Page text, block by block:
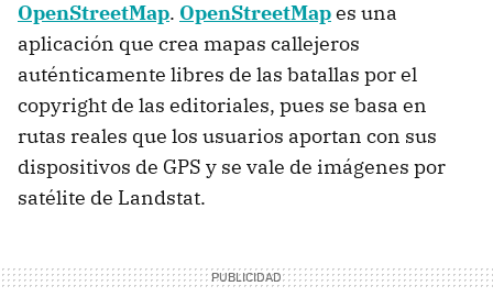
OpenStreetMap. OpenStreetMapes una
aplicación que crea mapas callejeros
auténticamente libres de las batallas por el
copyright de las editoriales, pues se basa en
rutas reales que los usuarios aportan con sus
dispositivos de GPS y se vale de imágenes por
satélite de Landstat.